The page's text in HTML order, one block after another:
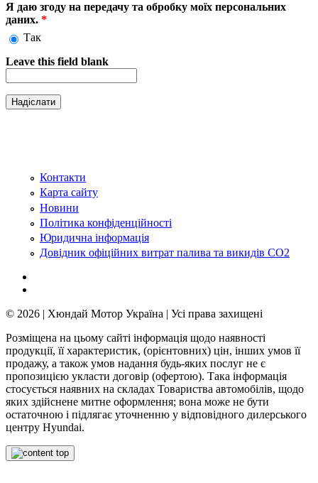
Я даю згоду на передачу та обробку моїх персональних
даних. *
Так
Leave this field blank
Контакти
Карта сайту
Новини
Політика конфіденційності
Юридична інформація
Довідник офіційних витрат палива та викидів СО2
© 2026 | Хюндай Мотор Україна | Усі права захищені
Розміщена на цьому сайті інформація щодо наявності
продукції, її характеристик, (орієнтовних) цін, інших умов її
продажу, а також умов надання будь-яких послуг не є
пропозицією укласти договір (офертою). Така інформація
стосується наявних на складах Товариства автомобілів, щодо
яких здійснене митне оформлення; вона може не бути
остаточною і підлягає уточненню у відповідного дилерського
центру Hyundai.